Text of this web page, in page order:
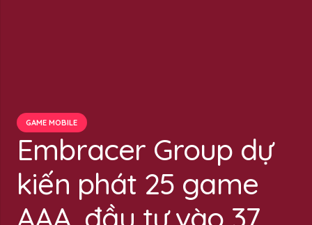
GAME MOBILE
Embracer Group dự
kiến phát 25 game
AAA, đầu tư vào 37